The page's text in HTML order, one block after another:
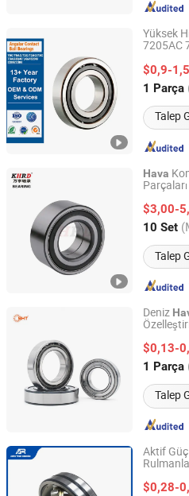
Yüksek
7205AC
Santrifüj
$0,9-1,5
1 Parça
Talep
Baoji Bjzv Precision Machinery
Shaanxi, China
Hava
ABS
$3,00-
10 Set
Talep
Shandong Wanyu Precision
Shandong, China
Deniz
$0,13-
1 Parça
Talep
SHZ Bearing Manufacturing
Shandong, China
Aktif
$0,28-
QINGDAO ACTIVE-POWER
LIMITED